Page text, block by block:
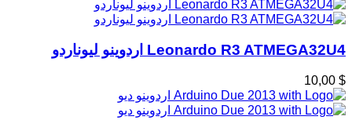
Leonardo R3 ATMEGA32U4 اردوينو ليوناردو
$ 10,00